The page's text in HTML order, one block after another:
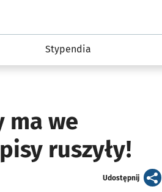
Kultura
Stypendia
ma we
ruszyły!
Udostępnijartykuł